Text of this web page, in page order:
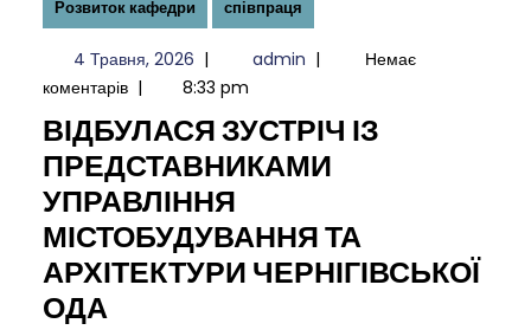
Розвиток кафедри співпраця
4 Травня, 20264
Травня,
2026
| admin admin
|
Немає
коментарів | 8:33 pm
ВІДБУЛАСЯ ЗУСТРІЧ ІЗ
ПРЕДСТАВНИКАМИ
УПРАВЛІННЯ
МІСТОБУДУВАННЯ ТА
АРХІТЕКТУРИ ЧЕРНІГІВСЬКОЇ
ОДАВІДБУЛАСЯ